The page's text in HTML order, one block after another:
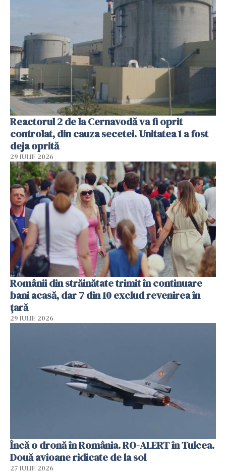
Reactorul 2 de la Cernavodă va fi oprit
controlat, din cauza secetei. Unitatea 1 a fost
deja oprită
29 IULIE 2026
Românii din străinătate trimit în continuare
bani acasă, dar 7 din 10 exclud revenirea în
țară
29 IULIE 2026
Încă o dronă în România. RO-ALERT în Tulcea.
Două avioane ridicate de la sol
27 IULIE 2026